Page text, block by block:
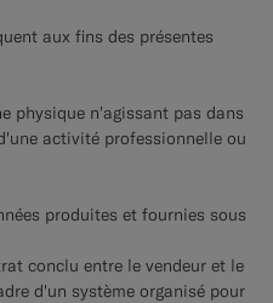
aux fins des présentes
physique n'agissant pas dans
activité professionnelle ou
produites et fournies sous
conclu entre le vendeur et le
d'un système organisé pour